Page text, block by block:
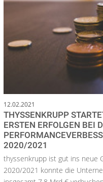
12.02.2021
THYSSENKRUPP
ERSTEN ERFOLGEN BEI
2020/2021
thyssenkrupp ist gut ins neue
2020/2021 konnte die